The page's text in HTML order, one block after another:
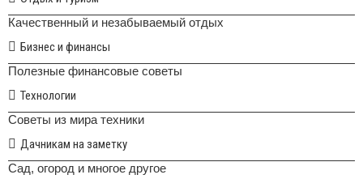
Качественный и незабываемый отдых
Бизнес и финансы
Полезные финансовые советы
Технологии
Советы из мира техники
Дачникам на заметку
Сад, огород и многое другое